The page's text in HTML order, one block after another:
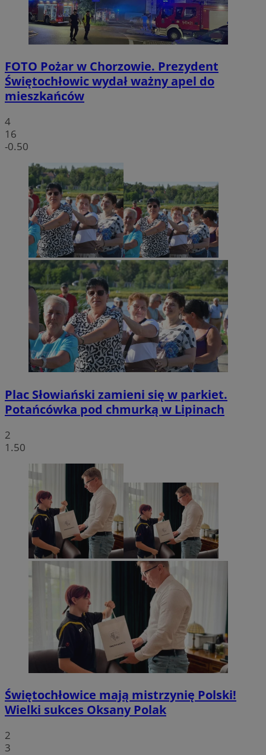
FOTO Pożar w Chorzowie. Prezydent
Świętochłowic wydał ważny apel do
mieszkańców
4
16
-0.50
Plac Słowiański zamieni się w parkiet.
Potańcówka pod chmurką w Lipinach
2
1.50
Świętochłowice mają mistrzynię Polski!
Wielki sukces Oksany Polak
2
3